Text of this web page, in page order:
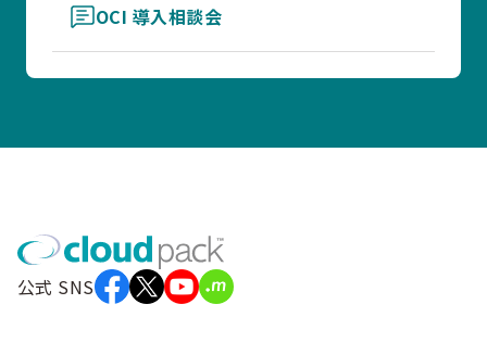
OCI 導入相談会
公式 SNS